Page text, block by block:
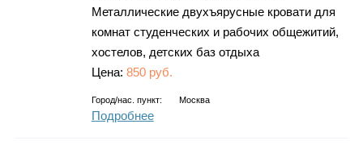
Металлические двухъярусные кровати для
комнат студенческих и рабочих общежитий,
хостелов, детских баз отдыха
Цена: 850 руб.
Город/нас. пункт: Москва
Подробнее